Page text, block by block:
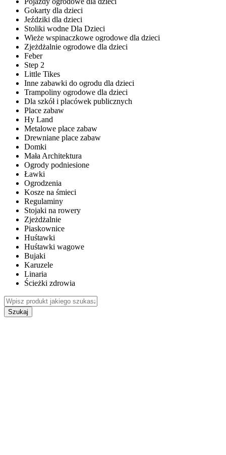
Gokarty dla dzieci
Jeździki dla dzieci
Stoliki wodne Dla Dzieci
Wieże wspinaczkowe ogrodowe dla dzieci
Zjeżdżalnie ogrodowe dla dzieci
Feber
Step 2
Little Tikes
Inne zabawki do ogrodu dla dzieci
Trampoliny ogrodowe dla dzieci
Dla szkół i placówek publicznych
Place zabaw
Hy Land
Metalowe place zabaw
Drewniane place zabaw
Domki
Mała Architektura
Ogrody podniesione
Ławki
Ogrodzenia
Kosze na śmieci
Regulaminy
Stojaki na rowery
Zjeżdżalnie
Piaskownice
Huśtawki
Huśtawki wagowe
Bujaki
Karuzele
Linaria
Ścieżki zdrowia
Szukaj